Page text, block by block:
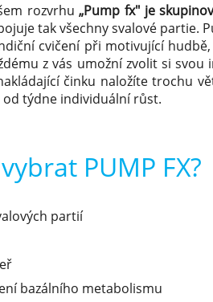
rozvrhu„Pump fx" je
tak všechny svalové partie.
cvičení při motivující
z vás umožní zvolit si
činku naložíte trochu
týdne individuální růst.
PUMP FX?
partií
bazálního metabolismu